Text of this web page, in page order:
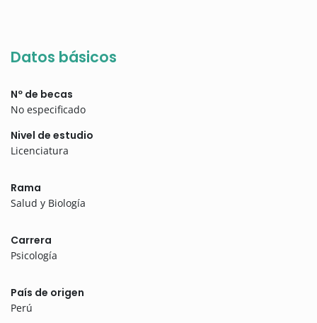
Datos básicos
Nº de becas
No especificado
Nivel de estudio
Licenciatura
Rama
Salud y Biología
Carrera
Psicología
País de origen
Perú